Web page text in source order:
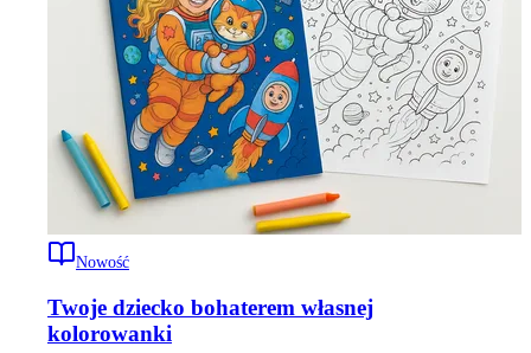
Nowość
Twoje dziecko bohaterem własnej
kolorowanki